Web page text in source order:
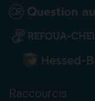
Raccourcis